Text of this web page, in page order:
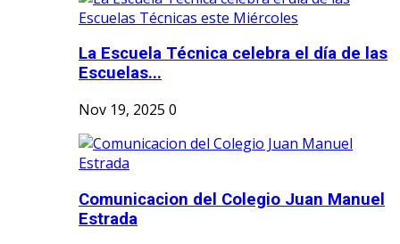
La Escuela Técnica celebra el día de las
Escuelas...
Nov 19, 2025 0
Comunicacion del Colegio Juan Manuel
Estrada